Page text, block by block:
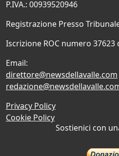
P.IVA.: 00939520946
Registrazione Presso
Iscrizione ROC numero 37623
Email:
direttore@newsdellavalle.com
Privacy Policy
Cookie Policy
Sostienici con